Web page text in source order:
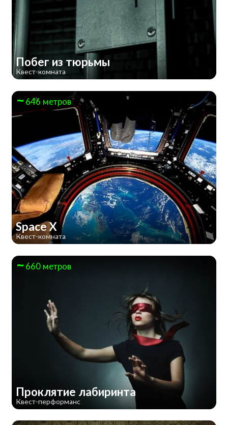
Побег из тюрьмы
Квест-комната
646 метров
Space X
Квест-комната
660 метров
Проклятие лабиринта
Квест-перформанс